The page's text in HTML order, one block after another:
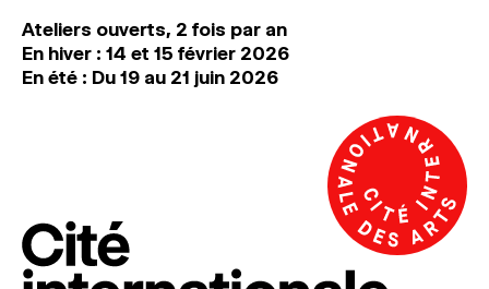
Ateliers ouverts, 2 fois par an
En hiver : 14 et 15 février 2026
En été : Du 19 au 21 juin 2026